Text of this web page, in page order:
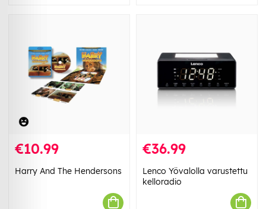
€10.99
Harry And The Hendersons
€36.99
Lenco Yövalolla varustettu
kelloradio